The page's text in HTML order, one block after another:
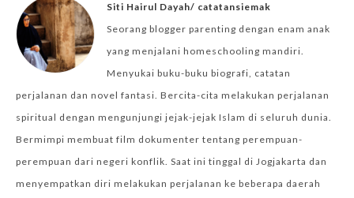
Siti Hairul Dayah/ catatansiemak
Seorang blogger parenting dengan enam anak
yang menjalani homeschooling mandiri.
Menyukai buku-buku biografi, catatan
perjalanan dan novel fantasi. Bercita-cita melakukan perjalanan
spiritual dengan mengunjungi jejak-jejak Islam di seluruh dunia.
Bermimpi membuat film dokumenter tentang perempuan-
perempuan dari negeri konflik. Saat ini tinggal di Jogjakarta dan
menyempatkan diri melakukan perjalanan ke beberapa daerah